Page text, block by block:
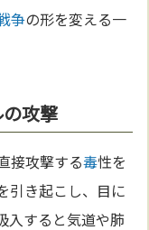
争の形を変える一
攻撃
接攻撃する毒性を
引き起こし、目に
入すると気道や肺